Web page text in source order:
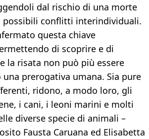
dal rischio di una morte
possibili conflitti interindividuali.
questa chiave
di scoprire e di
la risata non può più essere
prerogativa umana. Sia pure
ridono, a modo loro, gli
i cani, i leoni marini e molti
diverse specie di animali –
Fausta Caruana ed Elisabetta